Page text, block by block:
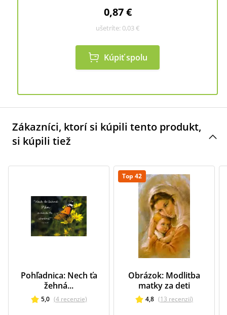
0,87 €
ušetríte: 0,03 €
Kúpiť spolu
Zákazníci, ktorí si kúpili tento produkt,
si kúpili tiež
Pohľadnica: Nech ťa
žehná...
5,0 (4 recenzie)
Top 42
Obrázok: Modlitba
matky za deti
4,8 (13 recenzií)